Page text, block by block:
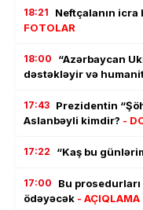
18:21 Neftçalanın icra
FOTOLAR
18:00
“Azərbaycan
dəstəkləyir və
17:43 Prezidentin
Aslanbəyli kimdir? -
17:22 “Kaş bu
17:00
Bu
ödəyəcək - AÇIQLAMA